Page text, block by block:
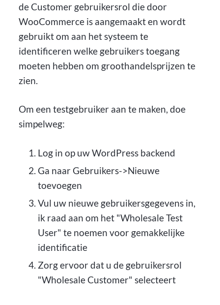
de Customer gebruikersrol die door
WooCommerce is aangemaakt en wordt
gebruikt om aan het systeem te
identificeren welke gebruikers toegang
moeten hebben om groothandelsprijzen te
zien.
Om een testgebruiker aan te maken, doe
simpelweg:
Log in op uw WordPress backend
Ga naar Gebruikers->Nieuwe
toevoegen
Vul uw nieuwe gebruikersgegevens in,
ik raad aan om het "Wholesale Test
User" te noemen voor gemakkelijke
identificatie
Zorg ervoor dat u de gebruikersrol
"Wholesale Customer" selecteert